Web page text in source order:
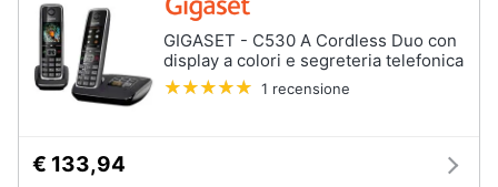
GIGASET - C530 A Cordless Duo con
display a colori e segreteria telefonica
1 recensione
€ 133,94